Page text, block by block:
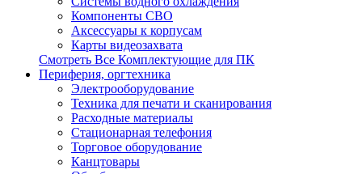
Компоненты СВО
Аксессуары к корпусам
Карты видеозахвата
Смотреть Все Комплектующие для ПК
Периферия, оргтехника
Электрооборудование
Техника для печати и сканирования
Расходные материалы
Стационарная телефония
Торговое оборудование
Канцтовары